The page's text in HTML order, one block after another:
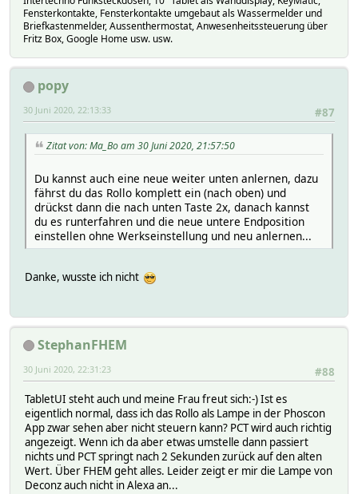
Fensterkontakte, Fensterkontakte umgebaut als Wassermelder und
Briefkastenmelder, Aussenthermostat, Anwesenheitssteuerung über
Fritz Box, Google Home usw. usw.
popy
#87
30 Juni 2020, 22:13:33
Zitat von: Ma_Bo am 30 Juni 2020, 21:57:50
Du kannst auch eine neue weiter unten anlernen, dazu
fährst du das Rollo komplett ein (nach oben) und
drückst dann die nach unten Taste 2x, danach kannst
du es runterfahren und die neue untere Endposition
einstellen ohne Werkseinstellung und neu anlernen...
Danke, wusste ich nicht
StephanFHEM
#88
30 Juni 2020, 22:31:23
TabletUI steht auch und meine Frau freut sich:-) Ist es
eigentlich normal, dass ich das Rollo als Lampe in der Phoscon
App zwar sehen aber nicht steuern kann? PCT wird auch richtig
angezeigt. Wenn ich da aber etwas umstelle dann passiert
nichts und PCT springt nach 2 Sekunden zurück auf den alten
Wert. Über FHEM geht alles. Leider zeigt er mir die Lampe von
Deconz auch nicht in Alexa an...